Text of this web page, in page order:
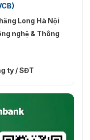
Long Hà Nội
nghệ & Thông
ty / SĐT